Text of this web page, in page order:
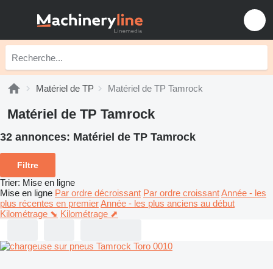
Matériel de TP Matériel de TP Tamrock
Matériel de TP Tamrock
32 annonces: Matériel de TP Tamrock
Filtre
Trier: Mise en ligne
Mise en ligne Par ordre décroissant Par ordre croissantAnnée - les
plus récentes en premierAnnée - les plus anciens au début
Kilométrage ⬊ Kilométrage ⬈